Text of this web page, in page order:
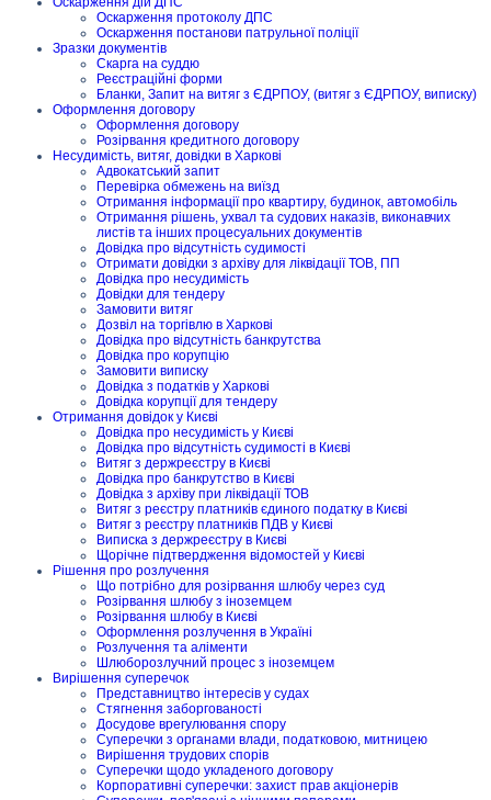
Оскарження протоколу ДПС
Оскарження постанови патрульної поліції
Зразки документів
Скарга на суддю
Реєстраційні форми
Бланки, Запит на витяг з ЄДРПОУ, (витяг з ЄДРПОУ, виписку)
Оформлення договору
Оформлення договору
Розірвання кредитного договору
Несудимість, витяг, довідки в Харкові
Адвокатський запит
Перевірка обмежень на виїзд
Отримання інформації про квартиру, будинок, автомобіль
Отримання рішень, ухвал та судових наказів, виконавчих
листів та інших процесуальних документів
Довідка про відсутність судимості
Отримати довідки з архіву для ліквідації ТОВ, ПП
Довідка про несудимість
Довідки для тендеру
Замовити витяг
Дозвіл на торгівлю в Харкові
Довідка про відсутність банкрутства
Довідка про корупцію
Замовити виписку
Довідка з податків у Харкові
Довідка корупції для тендеру
Отримання довідок у Києві
Довідка про несудимість у Києві
Довідка про відсутність судимості в Києві
Витяг з держреєстру в Києві
Довідка про банкрутство в Києві
Довідка з архіву при ліквідації ТОВ
Витяг з реєстру платників єдиного податку в Києві
Витяг з реєстру платників ПДВ у Києві
Виписка з держреєстру в Києві
Щорічне підтвердження відомостей у Києві
Рішення про розлучення
Що потрібно для розірвання шлюбу через суд
Розірвання шлюбу з іноземцем
Розірвання шлюбу в Києві
Оформлення розлучення в Україні
Розлучення та аліменти
Шлюборозлучний процес з іноземцем
Вирішення суперечок
Представництво інтересів у судах
Стягнення заборгованості
Досудове врегулювання спору
Суперечки з органами влади, податковою, митницею
Вирішення трудових спорів
Суперечки щодо укладеного договору
Корпоративні суперечки: захист прав акціонерів